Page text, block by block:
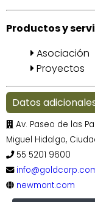
Productos y
Asociación
Proyectos
Datos
Av. Paseo de las
Miguel Hidalgo,
55 5201 9600
newmont.com